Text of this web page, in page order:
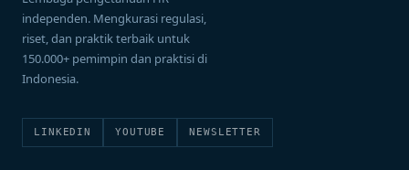
independen. Mengkurasi regulasi,
riset, dan praktik terbaik untuk
150.000+ pemimpin dan praktisi di
Indonesia.
LINKEDIN YOUTUBE NEWSLETTER